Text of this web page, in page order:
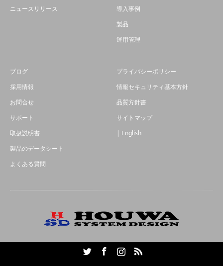
ニュースリリース
導入事例
製品
運用管理
ブログ
採用情報
お問合せ
サポート
取扱説明書
製品のデータシート
よくある質問
プライバシーポリシー
情報セキュリティ基本方針
品質方針書
サイトマップ
| English
TwitterFacebookInstagramRSS